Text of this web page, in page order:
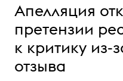
Апелляция
претензии
к критику из-
отзыва